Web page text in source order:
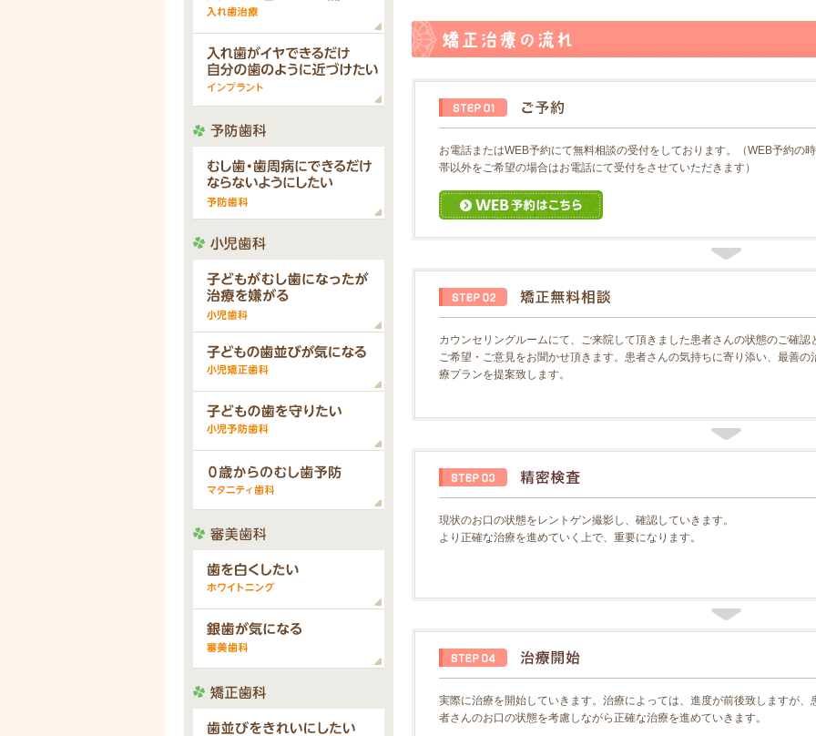
お電話またはWEB予約にて無料相談の受付をしております。（WEB予約の
帯以外をご希望の場合はお電話にて受付をさせていただきます）
カウンセリングルームにて、ご来院して頂きました患者さんの状態のご確認
ご希望・ご意見をお聞かせ頂きます。患者さんの気持ちに寄り添い、最善の
療プランを提案致します。
現状のお口の状態をレントゲン撮影し、確認していきます。
より正確な治療を進めていく上で、重要になります。
実際に治療を開始していきます。治療によっては、進度が前後致しますが、
者さんのお口の状態を考慮しながら正確な治療を進めていきます。